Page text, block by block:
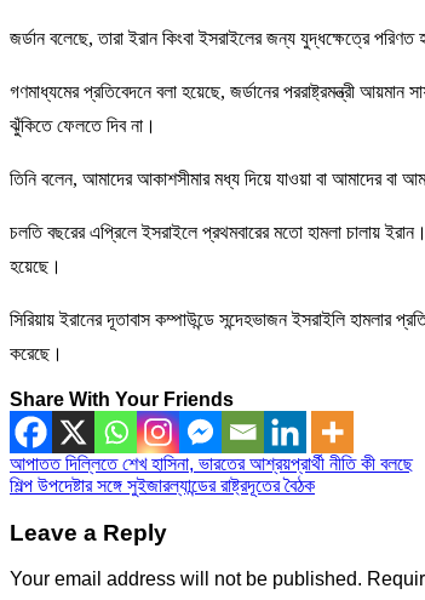
জর্ডান বলেছে, তারা ইরান কিংবা ইসরাইলের জন্য যুদ্ধক্ষেত্রে
গণমাধ্যমের প্রতিবেদনে বলা হয়েছে, জর্ডানের পররাষ্ট্রমন্ত্রী
ঝুঁকিতে ফেলতে দিব না।
তিনি বলেন, আমাদের আকাশসীমার মধ্য দিয়ে যাওয়া বা আমাদের
চলতি বছরের এপ্রিলে ইসরাইলে প্রথমবারের মতো হামলা চালায়
হয়েছে।
সিরিয়ায় ইরানের দূতাবাস কম্পাউন্ডে সন্দেহভাজন ইসরাইলি
করেছে।
Share With Your Friends
Post
navigation
আপাতত দিল্লিতে শেখ হাসিনা, ভারতের আশ্রয়প্রার্থী নীতি কী বলছে
শিল্প উপদেষ্টার সঙ্গে সুইজারল্যান্ডের রাষ্ট্রদূতের বৈঠক
Leave a Reply
Your email address will not be published.